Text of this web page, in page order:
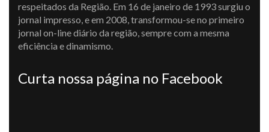
respeitados da Região. Em 16 de janeiro de 1993 surgiu o
jornal impresso, e em 2008, transformou-se no primeiro
jornal on-line diário da região, sempre com a mesma
eficiência e dinamismo.
Curta nossa página no Facebook